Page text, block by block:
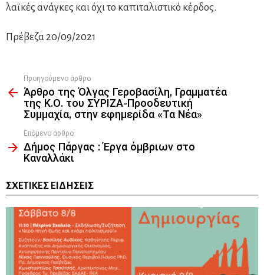
λαϊκές ανάγκες και όχι το καπιταλιστικό κέρδος.
Πρέβεζα 20/09/2021
more
Προηγούμενο άρθρο
Άρθρο της Όλγας Γεροβασίλη, Γραμματέα
της Κ.Ο. του ΣΥΡΙΖΑ-Προοδευτική
Συμμαχία, στην εφημερίδα «Τα Νέα»
Επόμενο άρθρο
Δήμος Πάργας : Έργα όμβριων στο
Καναλλάκι
ΣΧΕΤΙΚΈΣ ΕΙΔΉΣΕΙΣ